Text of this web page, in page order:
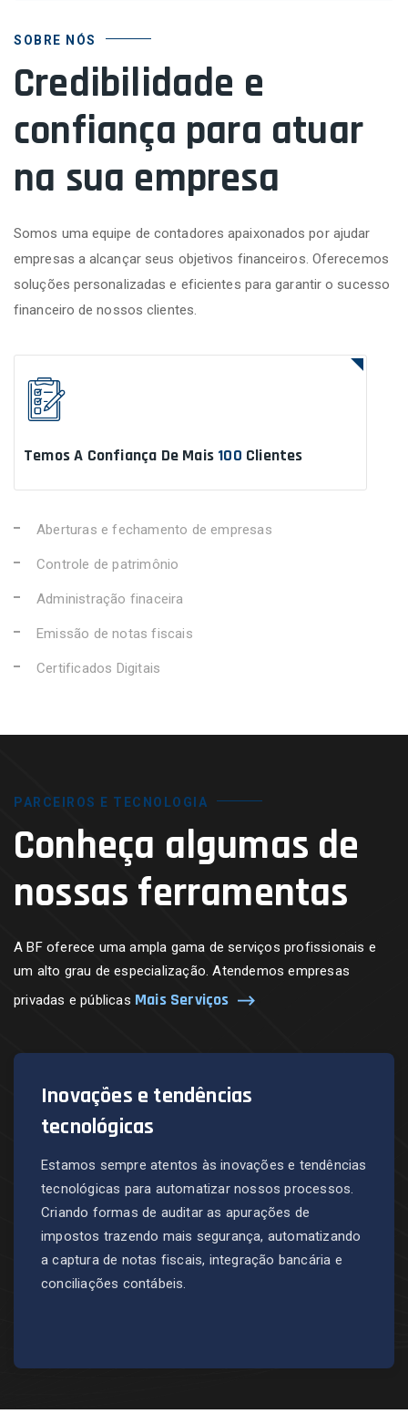
SOBRE NÓS
Credibilidade e
confiança para atuar
na sua empresa
Somos uma equipe de contadores apaixonados por ajudar
empresas a alcançar seus objetivos financeiros. Oferecemos
soluções personalizadas e eficientes para garantir o sucesso
financeiro de nossos clientes.
Temos A Confiança De Mais 100 Clientes
Aberturas e fechamento de empresas
Controle de patrimônio
Administração finaceira
Emissão de notas fiscais
Certificados Digitais
PARCEIROS E TECNOLOGIA
Conheça algumas de
nossas ferramentas
A BF oferece uma ampla gama de serviços profissionais e
um alto grau de especialização. Atendemos empresas
privadas e públicas Mais Serviços
Inovações e tendências
tecnológicas
Estamos sempre atentos às inovações e tendências
tecnológicas para automatizar nossos processos.
Criando formas de auditar as apurações de
impostos trazendo mais segurança, automatizando
a captura de notas fiscais, integração bancária e
conciliações contábeis.